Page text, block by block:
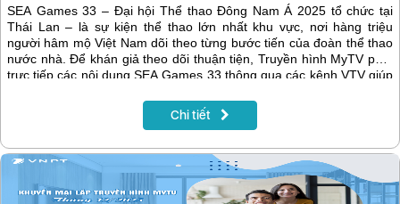
SEA Games 33 – Đại hội Thể thao Đông Nam Á 2025 tổ chức tại
Thái Lan – là sự kiện thể thao lớn nhất khu vực, nơi hàng triệu
người hâm mộ Việt Nam dõi theo từng bước tiến của đoàn thể thao
nước nhà. Để khán giả theo dõi thuận tiện, Truyền hình MyTV phát
trực tiếp các nội dung SEA Games 33 thông qua các kênh VTV giúp
Chi tiết